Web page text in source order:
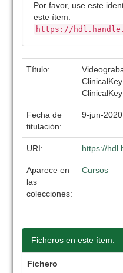
Por favor, use este
este ítem:
https://
Título:
Fecha de
titulación:
9-jun-2020
URI: https://
Aparece en
las
colecciones:
Cursos
Ficheros en este ítem:
Fichero